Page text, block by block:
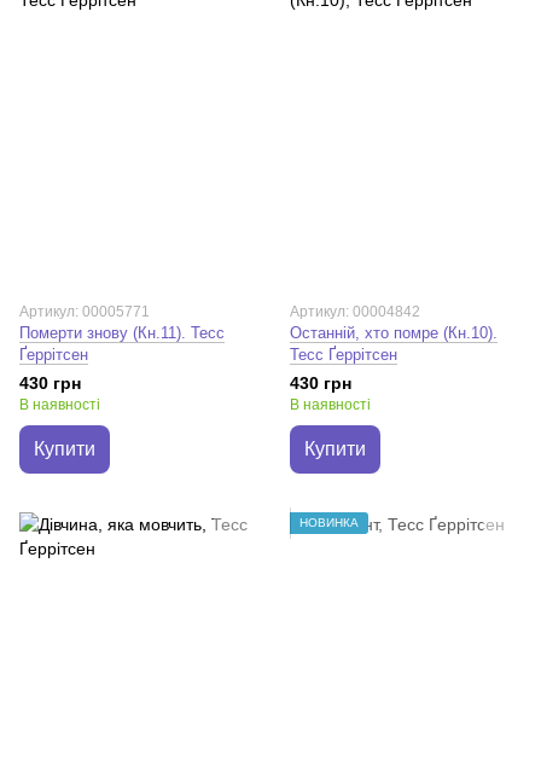
Артикул: 00005771
Померти знову (Кн.11). Тесс
Ґеррітсен
430 грн
В наявності
Купити
Артикул: 00004842
Останній, хто помре (Кн.10).
Тесс Ґеррітсен
430 грн
В наявності
Купити
НОВИНКА